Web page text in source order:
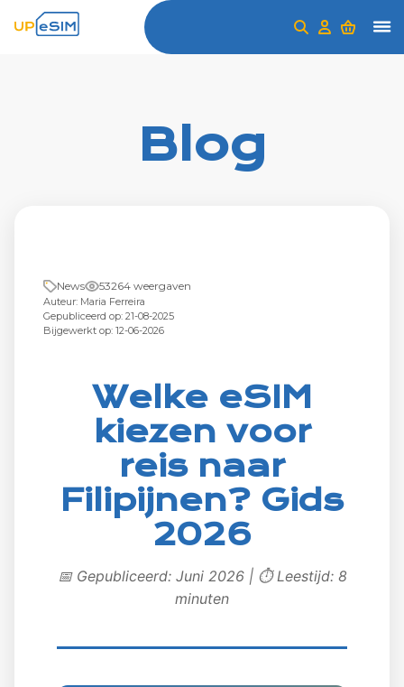
Blog
News 53264 weergaven
Auteur: Maria Ferreira
Gepubliceerd op: 21-08-2025
Bijgewerkt op: 12-06-2026
Welke eSIM
kiezen voor
reis naar
Filipijnen? Gids
2026
📅 Gepubliceerd: Juni 2026 | ⏱️ Leestijd: 8
minuten